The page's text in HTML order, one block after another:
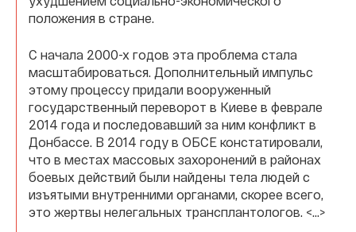
положения в стране.
С начала 2000-х годов эта проблема стала
масштабироваться. Дополнительный импульс
этому процессу придали вооруженный
государственный переворот в Киеве в феврале
2014 года и последовавший за ним конфликт в
Донбассе. В 2014 году в ОБСЕ констатировали,
что в местах массовых захоронений в районах
боевых действий были найдены тела людей с
изъятыми внутренними органами, скорее всего,
это жертвы нелегальных трансплантологов. <…>